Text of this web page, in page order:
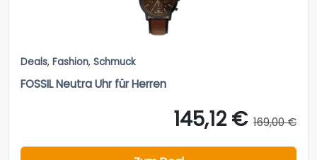
Deals, Fashion, Schmuck
FOSSIL Neutra Uhr für Herren
145,12 € 169,00 €